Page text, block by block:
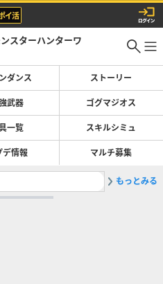
スターハンターワ
ダンス ストーリー
武器 ゴグマジオス
一覧 スキルシミュ
デ情報 マルチ募集
2最強装
もっとみる